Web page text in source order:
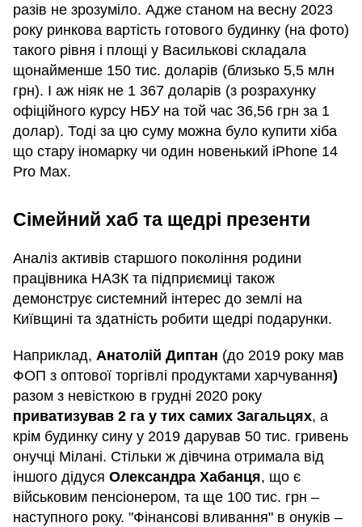
разів не зрозуміло. Адже станом на весну 2023
року ринкова вартість готового будинку (на фото)
такого рівня і площі у Василькові складала
щонайменше 150 тис. доларів (близько 5,5 млн
грн). І аж ніяк не 1 367 доларів (з розрахунку
офіційного курсу НБУ на той час 36,56 грн за 1
долар). Тоді за цю суму можна було купити хіба
що стару іномарку чи один новенький iPhone 14
Pro Max.
Сімейний хаб та щедрі презенти
Аналіз активів старшого покоління родини
працівника НАЗК та підприємиці також
демонструє системний інтерес до землі на
Київщині та здатність робити щедрі подарунки.
Наприклад, Анатолій Диптан (до 2019 року мав
ФОП з оптової торгівлі продуктами харчування)
разом з невісткою в грудні 2020 року
приватизував 2 га у тих самих Загальцях, а
крім будинку сину у 2019 дарував 50 тис. гривень
онучці Мілані. Стільки ж дівчина отримала від
іншого дідуся Олександра Хабанця, що є
військовим пенсіонером, та ще 100 тис. грн –
наступного року. "Фінансові вливання" в онуків –